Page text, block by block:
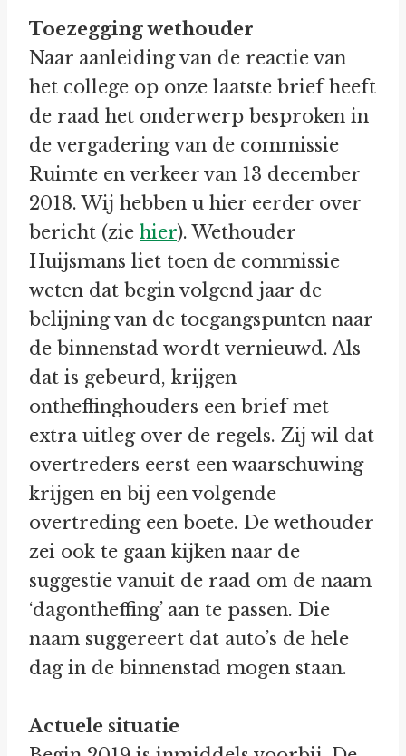
Toezegging wethouder
Naar aanleiding van de reactie van
het college op onze laatste brief heeft
de raad het onderwerp besproken in
de vergadering van de commissie
Ruimte en verkeer van 13 december
2018. Wij hebben u hier eerder over
bericht (zie hier). Wethouder
Huijsmans liet toen de commissie
weten dat begin volgend jaar de
belijning van de toegangspunten naar
de binnenstad wordt vernieuwd. Als
dat is gebeurd, krijgen
ontheffinghouders een brief met
extra uitleg over de regels. Zij wil dat
overtreders eerst een waarschuwing
krijgen en bij een volgende
overtreding een boete. De wethouder
zei ook te gaan kijken naar de
suggestie vanuit de raad om de naam
‘dagontheffing’ aan te passen. Die
naam suggereert dat auto’s de hele
dag in de binnenstad mogen staan.
Actuele situatie